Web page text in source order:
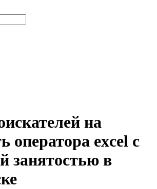
на
оператора excel с
занятостью в